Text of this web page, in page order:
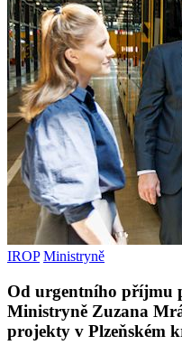
IROP Ministryně
Od urgentního příjmu
Ministryně Zuzana
projekty v Plzeňském